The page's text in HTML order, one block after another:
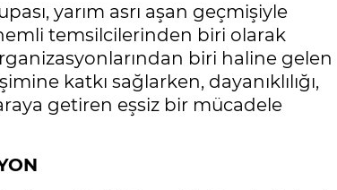
yarım asrı aşan geçmişiyle
temsilcilerinden biri olarak
biri haline gelen
katkı sağlarken, dayanıklılığı,
getiren eşsiz bir mücadele